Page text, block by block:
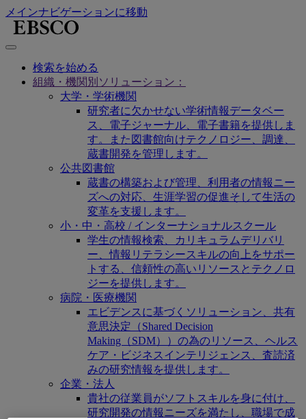
メインナビゲーションに移動
検索を始める
組織・機関別ソリューション：
大学・学術機関
研究者に欠かせない学術情報データベー
ス、電子ジャーナル、電子書籍を提供しま
す。また図書館向けテクノロジー、調達、
蔵書開発を管理します。
公共図書館
蔵書の構築および管理、利用者の情報ニー
ズへの対応、生涯学習の促進そして生活の
変革を支援します。
小・中・高校 / インターナショナルスクール
学生の情報検索、カリキュラムデリバリ
ー、情報リテラシースキルの向上をサポー
トする、信頼性の高いリソースとテクノロ
ジーを提供します。
病院・医療機関
エビデンスに基づくソリューション、共有
意思決定（Shared Decision
Making（SDM））の為のリソース、ヘルス
ケア・ビジネスインテリジェンス、査読済
みの研究情報を提供します。
企業・法人
貴社の従業員がソフトスキルを身に付け、
研究開発の情報ニーズを満たし、職場で成